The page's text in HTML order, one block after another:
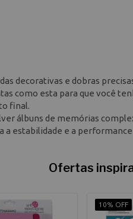
decorativas e dobras
como esta para que você
final.
álbuns de memórias
estabilidade e a
Ofertas
10% OFF